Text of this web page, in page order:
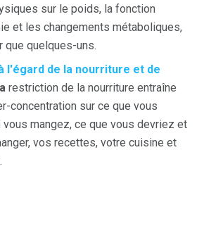
sur le poids, la fonction
et les changements métaboliques,
que quelques-uns.
l'égard de la nourriture et de
restriction de la nourriture entraîne
concentration sur ce que vous
vous mangez, ce que vous devriez et
vos recettes, votre cuisine et